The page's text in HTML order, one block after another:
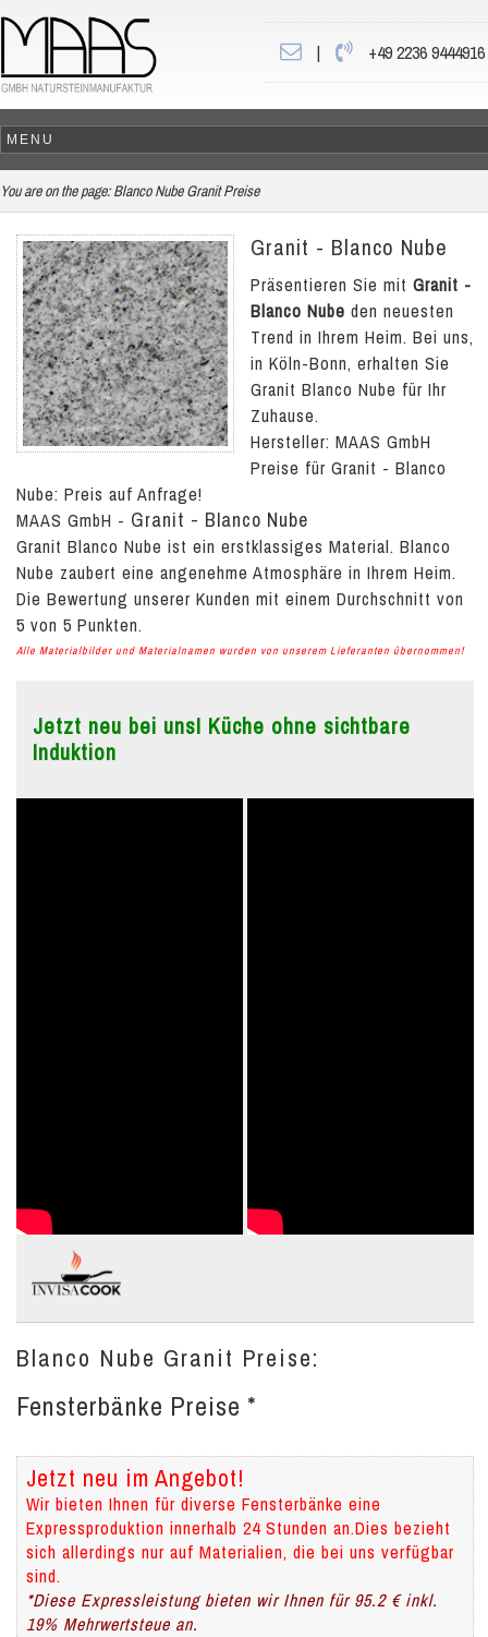
| +49 2236 9444916
You are on the page: Blanco Nube Granit Preise
Granit - Blanco Nube
Präsentieren Sie mit Granit -
Blanco Nube den neuesten
Trend in Ihrem Heim. Bei uns,
in Köln-Bonn, erhalten Sie
Granit Blanco Nube für Ihr
Zuhause.
Hersteller: MAAS GmbH
Preise für Granit - Blanco
Nube: Preis auf Anfrage!
MAAS GmbH - Granit - Blanco Nube
Granit Blanco Nube ist ein erstklassiges Material. Blanco
Nube zaubert eine angenehme Atmosphäre in Ihrem Heim.
Die Bewertung unserer Kunden mit einem Durchschnitt von
5 von 5 Punkten.
Alle Materialbilder und Materialnamen wurden von unserem Lieferanten übernommen!
Jetzt neu bei uns! Küche ohne sichtbare
Induktion
Blanco Nube Granit Preise:
Fensterbänke Preise *
Jetzt neu im Angebot!
Wir bieten Ihnen für diverse Fensterbänke eine
Expressproduktion innerhalb 24 Stunden an.Dies bezieht
sich allerdings nur auf Materialien, die bei uns verfügbar
sind.
*Diese Expressleistung bieten wir Ihnen für 95.2 € inkl.
19% Mehrwertsteue an.